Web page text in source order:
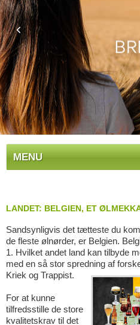
MENU
LANDET: BELGIEN, ET
Sandsynligvis det tætteste du
de fleste ølnørder, er Belgien.
1. Hvilket andet land kan tilbyde
med en så stor spredning af
Kriek og Trappist.
For at kunne
tilfredsstille de store
kvalitetskrav til det